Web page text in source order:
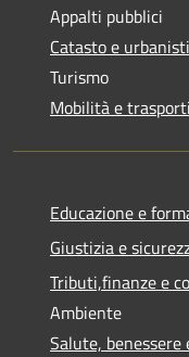
Appalti pubblici
Catasto e
Turismo
Mobilità e trasporti
Educazione e
Giustizia e
Tributi,finanze e
Ambiente
Salute, benessere